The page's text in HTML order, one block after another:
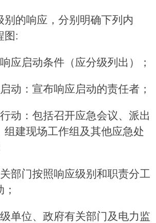
的响应，分别明确下列内
图:
启动条件（应分级列出）；
：宣布响应启动的责任者；
：包括召开应急会议、派出
组建现场工作组及其他应急处
门按照响应级别和职责分工
位、政府有关部门及电力监